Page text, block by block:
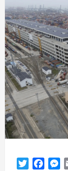
Twitter